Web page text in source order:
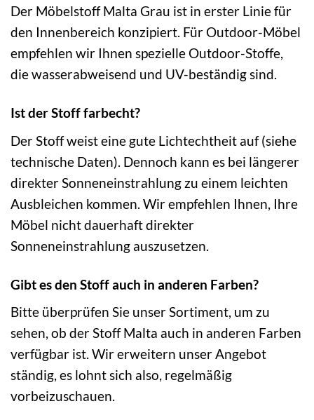
Der Möbelstoff Malta Grau ist in erster Linie für
den Innenbereich konzipiert. Für Outdoor-Möbel
empfehlen wir Ihnen spezielle Outdoor-Stoffe,
die wasserabweisend und UV-beständig sind.
Ist der Stoff farbecht?
Der Stoff weist eine gute Lichtechtheit auf (siehe
technische Daten). Dennoch kann es bei längerer
direkter Sonneneinstrahlung zu einem leichten
Ausbleichen kommen. Wir empfehlen Ihnen, Ihre
Möbel nicht dauerhaft direkter
Sonneneinstrahlung auszusetzen.
Gibt es den Stoff auch in anderen Farben?
Bitte überprüfen Sie unser Sortiment, um zu
sehen, ob der Stoff Malta auch in anderen Farben
verfügbar ist. Wir erweitern unser Angebot
ständig, es lohnt sich also, regelmäßig
vorbeizuschauen.